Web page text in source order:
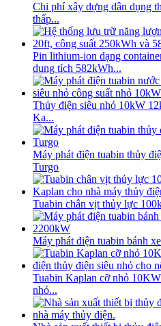
Chi phí xây dựng dân dụng
thấp...
Pin lithium-ion dạng
dung tích 582kWh...
Thủy điện siêu nhỏ 10kW
Ka...
Máy phát điện tuabin thủy
Turgo
Tuabin chân vịt thủy lực
Máy phát điện tuabin bánh
Tuabin Kaplan cỡ nhỏ
nhỏ...